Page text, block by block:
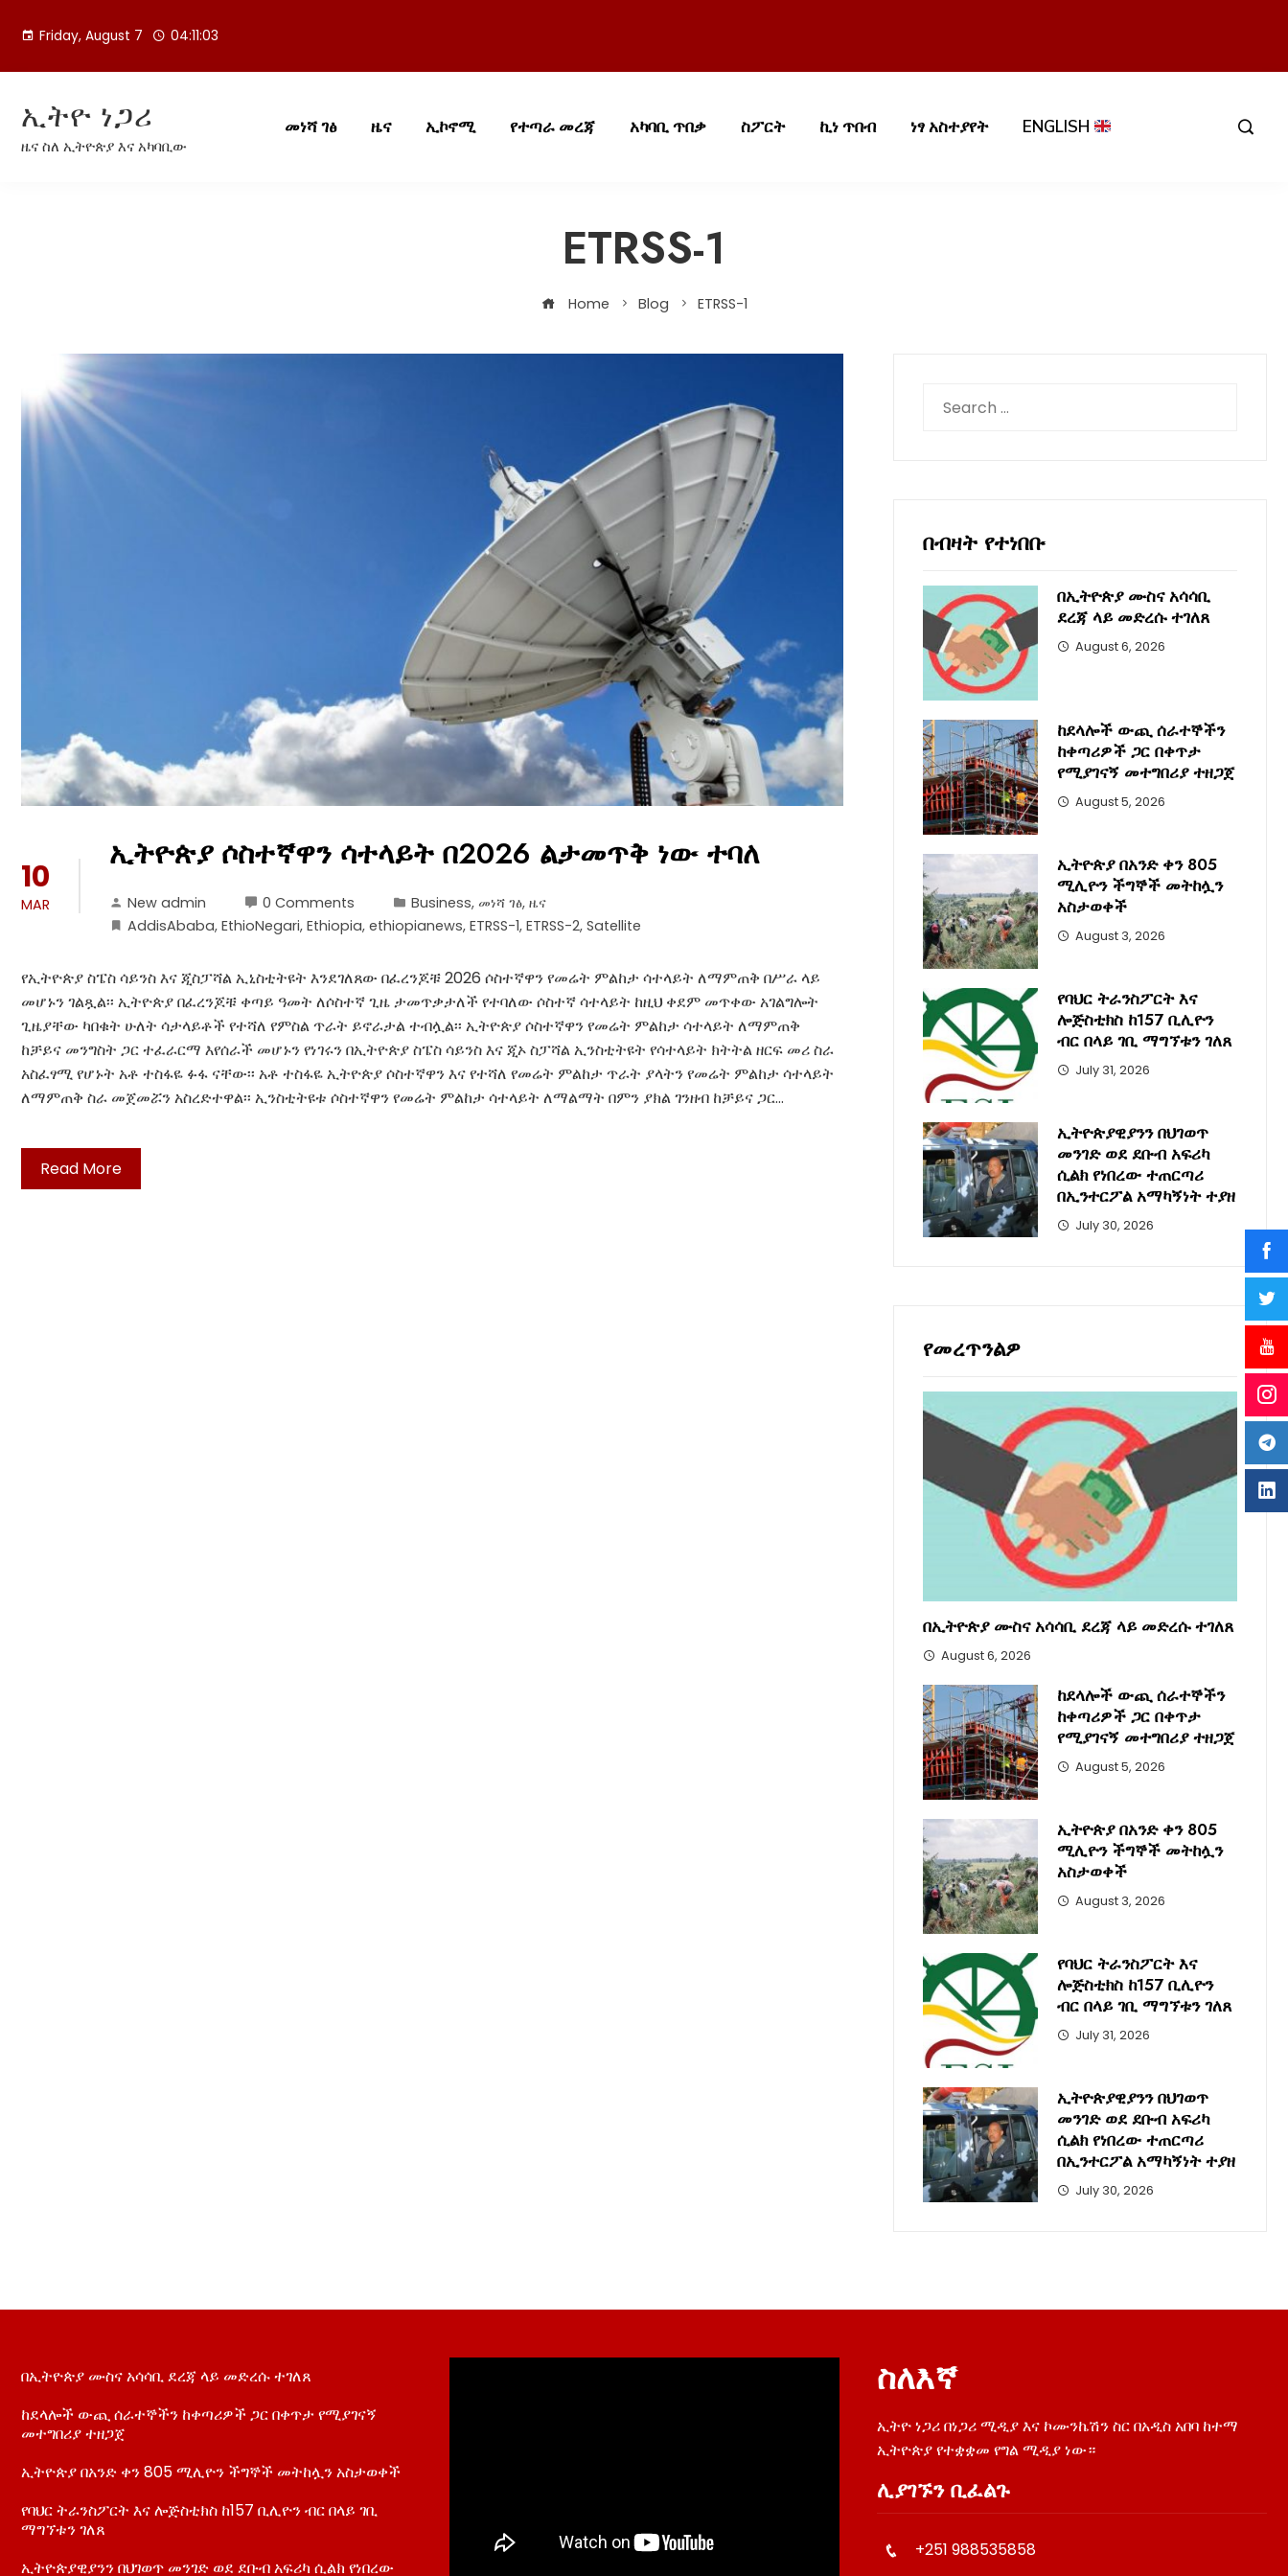
Friday, August 7 04:11:03
ኢትዮ ነጋሪ
ዜና ስለ ኢትዮጵያ እና አካባቢው
መነሻ ገፅ ዜና ኢኮኖሚ የተጣራ መረጃ አካባቢ ጥበቃ ስፖርት ኪነ ጥበብ ነፃ አስተያየት ENGLISH
ETRSS-1
Home Blog ETRSS-1
10
MAR
ኢትዮጵያ ሶስተኛዋን ሳተላይት በ2026 ልታመጥቅ ነው ተባለ
New admin 0 Comments Business, መነሻ ገፅ, ዜና
AddisAbaba, EthioNegari, Ethiopia, ethiopianews, ETRSS-1, ETRSS-2, Satellite
የኢትዮጵያ ስፔስ ሳይንስ እና ጂስፓሻል ኢኒስቲትዩት እንደገለጸው በፈረንጆቹ 2026 ሶስተኛዋን የመሬት ምልከታ ሳተላይት ለማምጠቅ በሥራ ላይ
መሆኑን ገልጿል፡፡ ኢትዮጵያ በፈረንጆቹ ቀጣይ ዓመት ለሶስተኛ ጊዜ ታመጥቃታለች የተባለው ሶስተኛ ሳተላይት ከዚህ ቀደም መጥቀው አገልግሎት
ጊዜያቸው ካበቁት ሁለት ሳታላይቶች የተሻለ የምስል ጥራት ይኖራታል ተብሏል፡፡ ኢትዮጵያ ሶስተኛዋን የመሬት ምልከታ ሳተላይት ለማምጠቅ
ከቻይና መንግስት ጋር ተፈራርማ እየሰራች መሆኑን የነገሩን በኢትዮጵያ ስፔስ ሳይንስ እና ጂኦ ስፓሻል ኢንስቲትዩት የሳተላይት ክትትል ዘርፍ መሪ ስራ
አስፈፃሚ የሆኑት አቶ ተስፋዬ ፉፋ ናቸው፡፡ አቶ ተስፋዬ ኢትዮጵያ ሶስተኛዋን እና የተሻለ የመሬት ምልከታ ጥራት ያላትን የመሬት ምልከታ ሳተላይት
ለማምጠቅ ስራ መጀመሯን አስረድተዋል፡፡ ኢንስቲትዩቱ ሶስተኛዋን የመሬት ምልከታ ሳተላይት ለማልማት በምን ያክል ገንዘብ ከቻይና ጋር…
Read More
for:
በብዛት የተነበቡ
በኢትዮጵያ ሙስና አሳሳቢ
ደረጃ ላይ መድረሱ ተገለጸ
August 6, 2026
ከደላሎች ውጪ ሰራተኞችን
ከቀጣሪዎች ጋር በቀጥታ
የሚያገናኝ መተግበሪያ ተዘጋጀ
August 5, 2026
ኢትዮጵያ በአንድ ቀን 805
ሚሊዮን ችግኞች መትከሏን
አስታወቀች
August 3, 2026
የባህር ትራንስፖርት እና
ሎጅስቲክስ ከ157 ቢሊዮን
ብር በላይ ገቢ ማግኘቱን ገለጸ
July 31, 2026
ኢትዮጵያዊያንን በህገወጥ
መንገድ ወደ ደቡብ አፍሪካ
ሲልክ የነበረው ተጠርጣሪ
በኢንተርፖል አማካኝነት ተያዘ
July 30, 2026
የመረጥንልዎ
በኢትዮጵያ ሙስና አሳሳቢ ደረጃ ላይ መድረሱ ተገለጸ
August 6, 2026
ከደላሎች ውጪ ሰራተኞችን
ከቀጣሪዎች ጋር በቀጥታ
የሚያገናኝ መተግበሪያ ተዘጋጀ
August 5, 2026
ኢትዮጵያ በአንድ ቀን 805
ሚሊዮን ችግኞች መትከሏን
አስታወቀች
August 3, 2026
የባህር ትራንስፖርት እና
ሎጅስቲክስ ከ157 ቢሊዮን
ብር በላይ ገቢ ማግኘቱን ገለጸ
July 31, 2026
ኢትዮጵያዊያንን በህገወጥ
መንገድ ወደ ደቡብ አፍሪካ
ሲልክ የነበረው ተጠርጣሪ
በኢንተርፖል አማካኝነት ተያዘ
July 30, 2026
በኢትዮጵያ ሙስና አሳሳቢ ደረጃ ላይ መድረሱ ተገለጸ
ከደላሎች ውጪ ሰራተኞችን ከቀጣሪዎች ጋር በቀጥታ የሚያገናኝ
መተግበሪያ ተዘጋጀ
ኢትዮጵያ በአንድ ቀን 805 ሚሊዮን ችግኞች መትከሏን አስታወቀች
የባህር ትራንስፖርት እና ሎጅስቲክስ ከ157 ቢሊዮን ብር በላይ ገቢ
ማግኘቱን ገለጸ
ኢትዮጵያዊያንን በህገወጥ መንገድ ወደ ደቡብ አፍሪካ ሲልክ የነበረው
ስለእኛ
ኢትዮ ነጋሪ በነጋሪ ሚዲያ እና ኮሙንኬሽን ስር በአዲስ አበባ ከተማ
ኢትዮጵያ የተቋቋመ የግል ሚዲያ ነው።
ሊያገኙን ቢፈልጉ
+251 988535858